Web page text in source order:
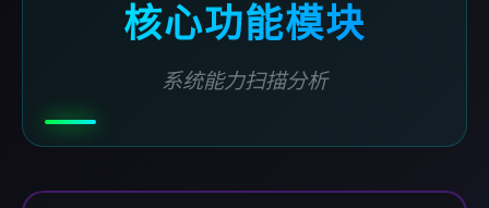
核心功能模块
系统能力扫描分析